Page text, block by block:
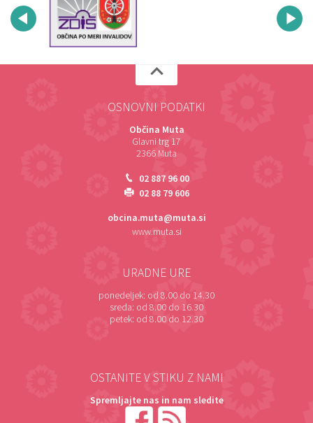
OSNOVNI PODATKI
Občina Muta
Glavni trg 17
2366 Muta
02 887 96 00
02 88 79 606
obcina.muta@muta.si
www.muta.si
URADNE URE
ponedeljek: od 8.00 do 14.30
sreda: od 8.00 do 16.30
petek: od 8.00 do 12.30
OSTANITE V STIKU Z NAMI
Spremljajte nas in nam sledite